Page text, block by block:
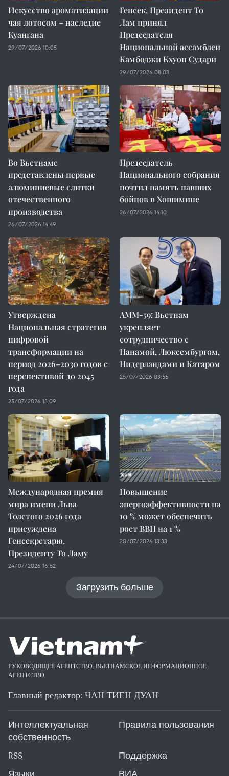
Искусство ароматизации
чая лотосом – наследие
Куангана
29/07/2026 10:05
Генсек, Президент То
Лам принял
Председателя
Национальной ассамблеи
Камбоджи Кхуон Судари
29/07/2026 08:03
Во Вьетнаме
представлены первые
алюминиевые слитки
отечественного
производства
26/07/2026 14:49
Председатель
Национального собрания
почтил память павших
бойцов в Хошимине
26/07/2026 14:10
Утверждена
Национальная стратегия
цифровой
трансформации на
период 2026–2030 годов с
перспективой до 2045
года
25/07/2026 13:09
AMM-59: Вьетнам
укрепляет
сотрудничество с
Панамой, Люксембургом,
Нидерландами и Катаром
25/07/2026 03:55
Международная премия
мира имени Льва
Толстого 2026 года
присуждена
Генсекретарю,
Президенту То Ламу
24/07/2026 16:52
Повышение
энергоэффективности на
10 % может обеспечить
рост ВВП на 1 %
20/07/2026 13:33
Загрузить больше
РУКОВОДЯЩЕЕ АГЕНТСТВО: ВЬЕТНАМСКОЕ ИНФОРМАЦИОННОЕ
АГЕНТСТВО
Главный редактор: ЧАН ТИЕН ДУАН
Интеллектуальная
собственность
Правила пользования
RSS
Поддержка